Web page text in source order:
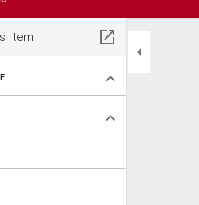
item